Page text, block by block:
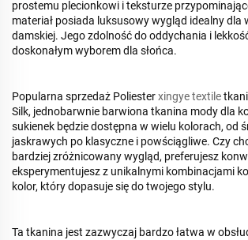
prostemu plecionkowi i teksturze
materiał posiada luksusowy wygląd idealny dla
damskiej. Jego zdolność do oddychania i
doskonałym wyborem dla słońca.
Popularna sprzedaż Poliesterxingye textile
Silk, jednobarwnie barwiona tkanina mody dla
sukienek będzie dostępna w wielu kolorach, od
jaskrawych po klasyczne i powściągliwe. Czy
bardziej zróżnicowany wygląd, preferujesz
eksperymentujesz z unikalnymi kombinacjami
kolor, który dopasuje się do twojego stylu.
Ta tkanina jest zazwyczaj bardzo łatwa w